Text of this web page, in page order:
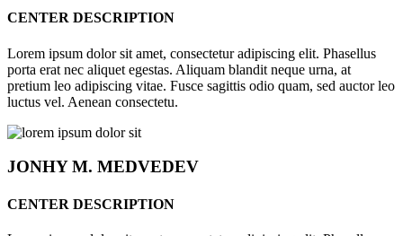
CENTER DESCRIPTION
Lorem ipsum dolor sit amet, consectetur adipiscing elit. Phasellus
porta erat nec aliquet egestas. Aliquam blandit neque urna, at
pretium leo adipiscing vitae. Fusce sagittis odio quam, sed auctor leo
luctus vel. Aenean consectetu.
JONHYM. MEDVEDEV
CENTER DESCRIPTION